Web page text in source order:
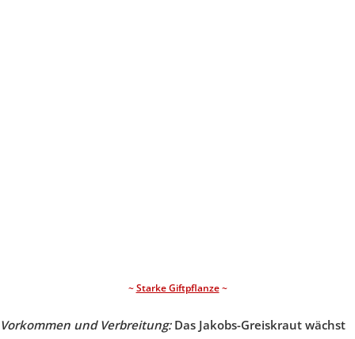
~Starke Giftpflanze~
Vorkommen und Verbreitung:Das Jakobs-Greiskraut wächst